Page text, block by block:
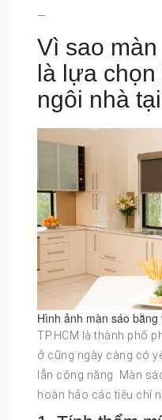
—
Vì sao
là lựa
ngôi nhà
Hình ảnh màn sáo bằng
TP.HCM là thành phố
ở cũng ngày càng có
lẫn công năng. Màn
hoàn hảo các tiêu chí